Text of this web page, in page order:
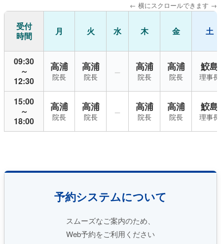
← 横にスクロールできます →
受付
時間
月 火 水 木 金 土
09:30
～
12:30
高浦
院長
高浦
院長 － 高浦
院長
高浦
院長
鮫島
理事長
15:00
～
18:00
高浦
院長
高浦
院長 － 高浦
院長
高浦
院長
鮫島
理事長
予約システムについて
スムーズなご案内のため、
Web予約をご利用ください